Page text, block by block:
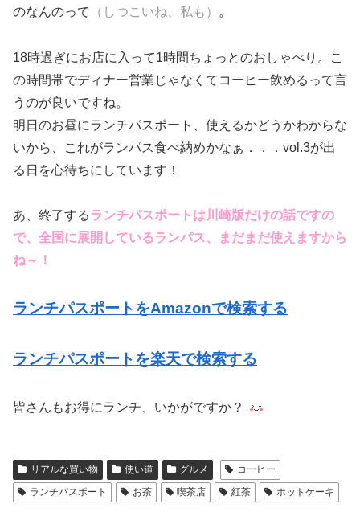
のなんのって
（しつこいね、私も） 。
18時過ぎにお店に入って1時間ちょっとのおしゃべり。こ
の時間帯でディナー営業じゃなくてコーヒー飲めるって言
うのが良いですね。
明日のお昼にランチパスポート、使えるかどうかわからな
いから、これがランパス食べ納めかなぁ．．．vol.3が出
る日を心待ちにしています！
あ、終了するランチパスポートは川崎版だけの話ですの
で、全国に展開しているランパス、まだまだ使えますから
ね～！
ランチパスポートをAmazonで検索する
ランチパスポートを楽天で検索する
皆さんもお得にランチ、いかがですか？
リアルな買い物 使い道 グルメ
コーヒー
ランチパスポート
お茶 喫茶店 紅茶 ホットケーキ